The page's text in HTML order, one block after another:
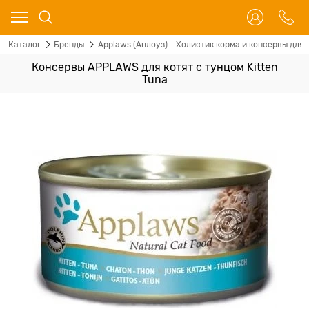
Каталог Бренды Applaws (Аплоуз) - Холистик корма и консервы для
Консервы APPLAWS для котят с тунцом Kitten
Tuna